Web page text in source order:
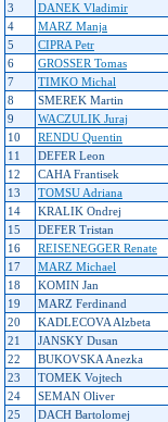
3
DANEK Vladimir
4
MARZ Manja
5
CIPRA Petr
6
GROSSER Tomas
7
TIMKO Michal
8
SMEREK Martin
9
WACZULIK Juraj
10
RENDU Quentin
11
DEFER Leon
12
CAHA Frantisek
13
TOMSU Adriana
14
KRALIK Ondrej
15
DEFER Tristan
16
REISENEGGER Renate
17
MARZ Michael
18
KOMIN Jan
19
MARZ Ferdinand
20
KADLECOVA Alzbeta
21
JANSKY Dusan
22
BUKOVSKA Anezka
23
TOMEK Vojtech
24
SEMAN Oliver
25
DACH Bartolomej